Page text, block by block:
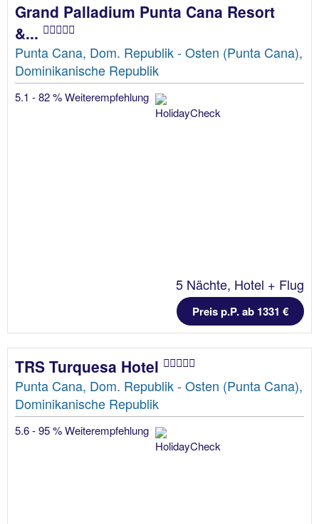
Grand Palladium Punta Cana Resort
&...
Punta Cana, Dom. Republik - Osten (Punta Cana),
Dominikanische Republik
5.1 - 82 % Weiterempfehlung
5 Nächte, Hotel + Flug
Preis p.P. ab 1331 €
TRS Turquesa Hotel
Punta Cana, Dom. Republik - Osten (Punta Cana),
Dominikanische Republik
5.6 - 95 % Weiterempfehlung